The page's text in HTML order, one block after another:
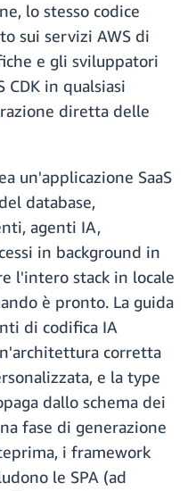
lo stesso codice
sui servizi AWS di
e gli sviluppatori
CDK in qualsiasi
diretta delle
un'applicazione SaaS
database,
agenti IA,
in background in
l'intero stack in locale
è pronto. La guida
di codifica IA
corretta
e la type
dallo schema dei
fase di generazione
i framework
le SPA (ad